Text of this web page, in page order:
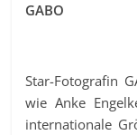
GABO
Star-Fotografin
wie Anke
internationale